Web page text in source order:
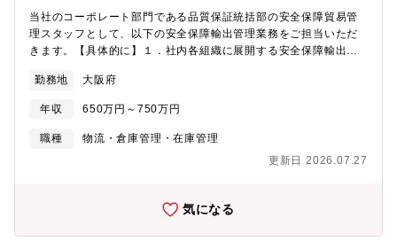
中長期的な就業が可能です。
当社のコーポレート部門である品質保証統括部の安全保障貿易管
理スタッフとして、以下の安全保障輸出管理業務をご担当いただ
きます。【具体的に】１．社内各組織に展開する安全保障輸出管
組織での安全保障輸出管理に関する適正性の確認３．安全保障貿
易管理に関する社内規程、帳票などの制定、改廃４．安全保障輸
出管理に関する組織横断活動および教育の推進５．安全保障輸出
管理に関する各事業部・グループ会社への助言、指導＜補足事項
保障輸出管理業務を担当しております。当社の中には4つの事業が
安全保障輸出管理業務をおこなっています。品質保証統括部で
は、コーポレート部門として日々申請される該否判定書などの審
査・承認や、監査形式などで各事業部の安全保障輸出管理業務が
勤務地 大阪府
年収 650万円～750万円
職種
物流・倉庫管理・在庫管理
更新日 2026.07.27
気になる